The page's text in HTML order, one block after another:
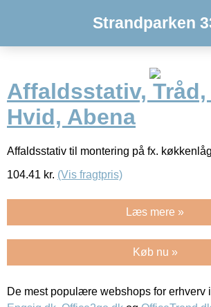
Strandparken
Affaldsstativ, Tråd,
Hvid, Abena
Affaldsstativ til montering på fx.
104.41 kr. (Vis fragtpris)
Læs mere »
Køb nu »
De mest populære webshops for erhverv